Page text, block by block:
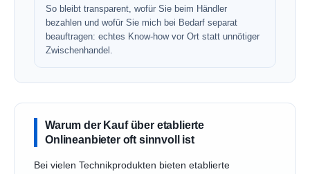
So bleibt transparent, wofür Sie beim Händler
bezahlen und wofür Sie mich bei Bedarf separat
beauftragen: echtes Know-how vor Ort statt unnötiger
Zwischenhandel.
Warum der Kauf über etablierte
Onlineanbieter oft sinnvoll ist
Bei vielen Technikprodukten bieten etablierte